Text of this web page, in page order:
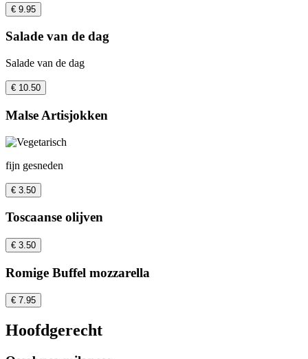
€ 9.95
Salade van de dag
Salade van de dag
€ 10.50
Malse Artisjokken
fijn gesneden
€ 3.50
Toscaanse olijven
€ 3.50
Romige Buffel mozzarella
€ 7.95
Hoofdgerecht